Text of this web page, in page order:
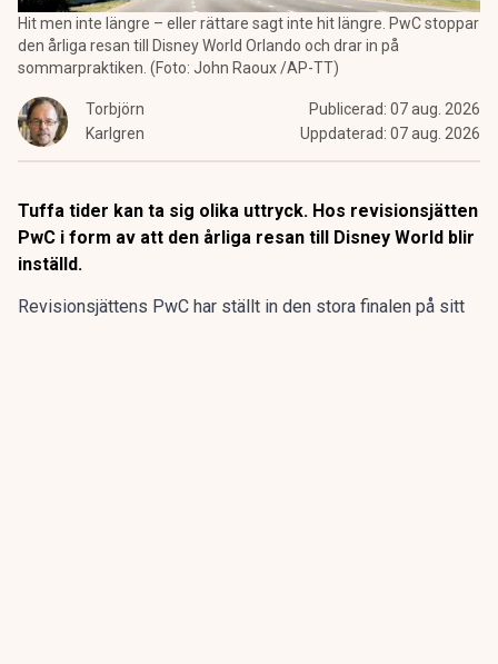
Hit men inte längre – eller rättare sagt inte hit längre. PwC stoppar
den årliga resan till Disney World Orlando och drar in på
sommarpraktiken. (Foto: John Raoux /AP-TT)
Torbjörn
Karlgren
Publicerad: 07 aug. 2026
Uppdaterad: 07 aug. 2026
Tuffa tider kan ta sig olika uttryck. Hos revisionsjätten
PwC i form av att den årliga resan till Disney World blir
inställd.
Revisionsjättens PwC har ställt in den stora finalen på sitt